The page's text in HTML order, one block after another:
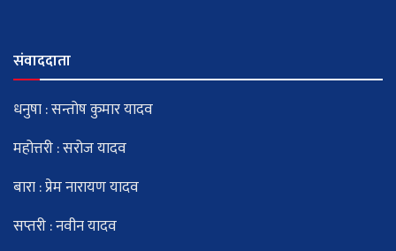
संवाददाता
धनुषा : सन्तोष कुमार यादव
महोत्तरी : सरोज यादव
बारा : प्रेम नारायण यादव
सप्तरी : नवीन यादव